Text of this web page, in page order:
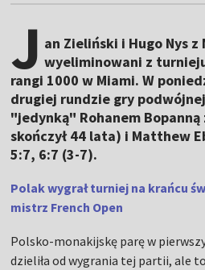
J an Zieliński i Hugo Nys
wyeliminowani z
rangi 1000 w Miami. W
drugiej rundzie gry
"jedynką" Rohanem
skończył 44 lata) i Matthew
5:7, 6:7 (3-7).
Polak wygrał turniej na krańcu
mistrz French Open
Polsko-monakijskę parę w
dzieliła od wygrania tej partii, ale